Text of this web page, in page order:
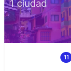
1ciudad
11